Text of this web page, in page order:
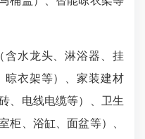
水龙头、淋浴器、挂
晾衣架等）、家装建材
、电线电缆等）、卫生
柜、浴缸、面盆等）、